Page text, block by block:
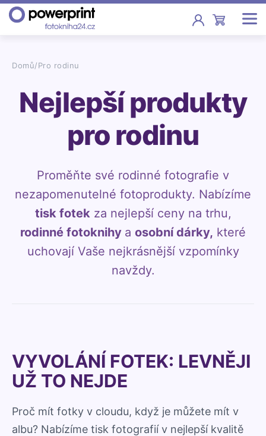
Fotoknihy
Pevná vazba, sešity, poukazy
Fotokalendáře
Nástěnné, stolní i roční
Fotky
Tisk fotografií od 2,90 Kč
Fotoobrazy
Školy
Fotoknihy a dárky pro školy
Domů/Pro rodinu
Nejlepší produkty
pro rodinu
Proměňte své rodinné fotografie v
nezapomenutelné fotoprodukty. Nabízíme
tisk fotekza nejlepší ceny na trhu,
rodinné fotoknihy a osobní dárky, které
uchovají Vaše nejkrásnější vzpomínky
navždy.
VYVOLÁNÍ FOTEK: LEVNĚJI
UŽ TO NEJDE
Proč mít fotky v cloudu, když je můžete mít v
albu? Nabízíme tisk fotografií v nejlepší kvalitě